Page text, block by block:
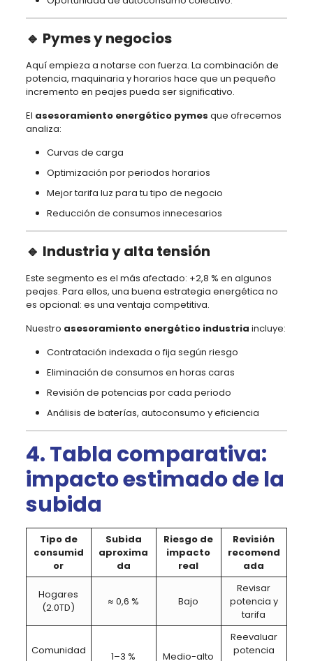
🔹 Pymes y negocios
Aquí empieza a notarse con fuerza. La combinación de
potencia, maquinaria y horarios hace que un pequeño
incremento en peajes pueda ser significativo.
El asesoramiento energético pymes que ofrecemos
analiza:
Curvas de carga
Optimización por periodos horarios
Mejor tarifa luz para tu tipo de negocio
Reducción de consumos innecesarios
🔹 Industria y alta tensión
Este segmento es el más afectado: +2,8 % en algunos
peajes. Para ellos, una buena estrategia energética no
es opcional: es una ventaja competitiva.
Nuestro asesoramiento energético industria incluye:
Contratación indexada o fija según riesgo
Eliminación de consumos en horas caras
Revisión de potencias por cada periodo
Análisis de baterías, autoconsumo y eficiencia
4. Tabla comparativa:
impacto estimado de la
subida
Tipo de
consumid
or
Subida
aproxima
da
Riesgo de
impacto
real
Revisión
recomend
ada
Hogares
(2.0TD)
≈ 0,6 % Bajo
Revisar
potencia y
tarifa
Comunidad
1–3 % Medio-alto
Reevaluar
potencia